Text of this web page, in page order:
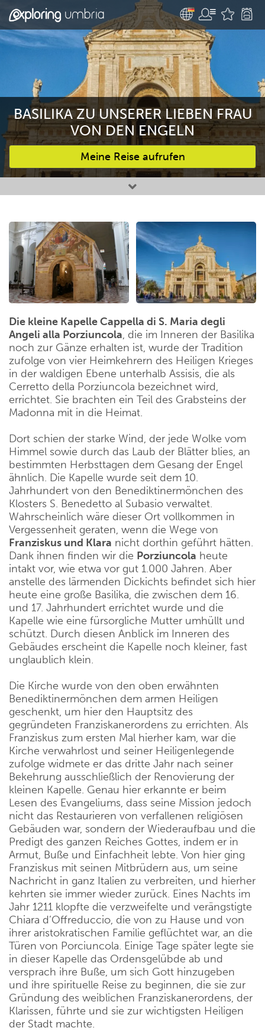
BASILIKA ZU UNSERER LIEBEN FRAU
VON DEN ENGELN
Meine Reise aufrufen
Bevorzugte Aktivitäten
Die kleine Kapelle Cappella di S. Maria degli
Angeli alla Porziuncola, die im Inneren der Basilika
noch zur Gänze erhalten ist, wurde der Tradition
zufolge von vier Heimkehrern des Heiligen Krieges
in der waldigen Ebene unterhalb Assisis, die als
Cerretto della Porziuncola bezeichnet wird,
errichtet. Sie brachten ein Teil des Grabsteins der
Madonna mit in die Heimat.
Dort schien der starke Wind, der jede Wolke vom
Himmel sowie durch das Laub der Blätter blies, an
bestimmten Herbsttagen dem Gesang der Engel
ähnlich. Die Kapelle wurde seit dem 10.
Jahrhundert von den Benediktinermönchen des
Klosters S. Benedetto al Subasio verwaltet.
Wahrscheinlich wäre dieser Ort vollkommen in
Vergessenheit geraten, wenn die Wege von
Franziskus und Klara nicht dorthin geführt hätten.
Dank ihnen finden wir die Porziuncola heute
intakt vor, wie etwa vor gut 1.000 Jahren. Aber
anstelle des lärmenden Dickichts befindet sich hier
heute eine große Basilika, die zwischen dem 16.
und 17. Jahrhundert errichtet wurde und die
Kapelle wie eine fürsorgliche Mutter umhüllt und
schützt. Durch diesen Anblick im Inneren des
Gebäudes erscheint die Kapelle noch kleiner, fast
unglaublich klein.
Die Kirche wurde von den oben erwähnten
Benediktinermönchen dem armen Heiligen
geschenkt, um hier den Hauptsitz des
gegründeten Franziskanerordens zu errichten. Als
Franziskus zum ersten Mal hierher kam, war die
Kirche verwahrlost und seiner Heiligenlegende
zufolge widmete er das dritte Jahr nach seiner
Bekehrung ausschließlich der Renovierung der
kleinen Kapelle. Genau hier erkannte er beim
Lesen des Evangeliums, dass seine Mission jedoch
nicht das Restaurieren von verfallenen religiösen
Gebäuden war, sondern der Wiederaufbau und die
Predigt des ganzen Reiches Gottes, indem er in
Armut, Buße und Einfachheit lebte. Von hier ging
Franziskus mit seinen Mitbrüdern aus, um seine
Nachricht in ganz Italien zu verbreiten, und hierher
kehrten sie immer wieder zurück. Eines Nachts im
Jahr 1211 klopfte die verzweifelte und verängstigte
Chiara d’Offreduccio, die von zu Hause und von
ihrer aristokratischen Familie geflüchtet war, an die
Türen von Porciuncola. Einige Tage später legte sie
in dieser Kapelle das Ordensgelübde ab und
versprach ihre Buße, um sich Gott hinzugeben
und ihre spirituelle Reise zu beginnen, die sie zur
Gründung des weiblichen Franziskanerordens, der
Klarissen, führte und sie zur wichtigsten Heiligen
der Stadt machte.